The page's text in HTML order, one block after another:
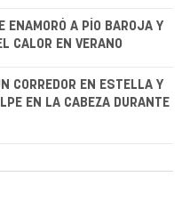
ENAMORÓ A PÍO BAROJA Y
CALOR EN VERANO
CORREDOR EN ESTELLA Y
EN LA CABEZA DURANTE